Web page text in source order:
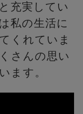
充実してい
私の生活に
くれていま
さんの思い
ます。